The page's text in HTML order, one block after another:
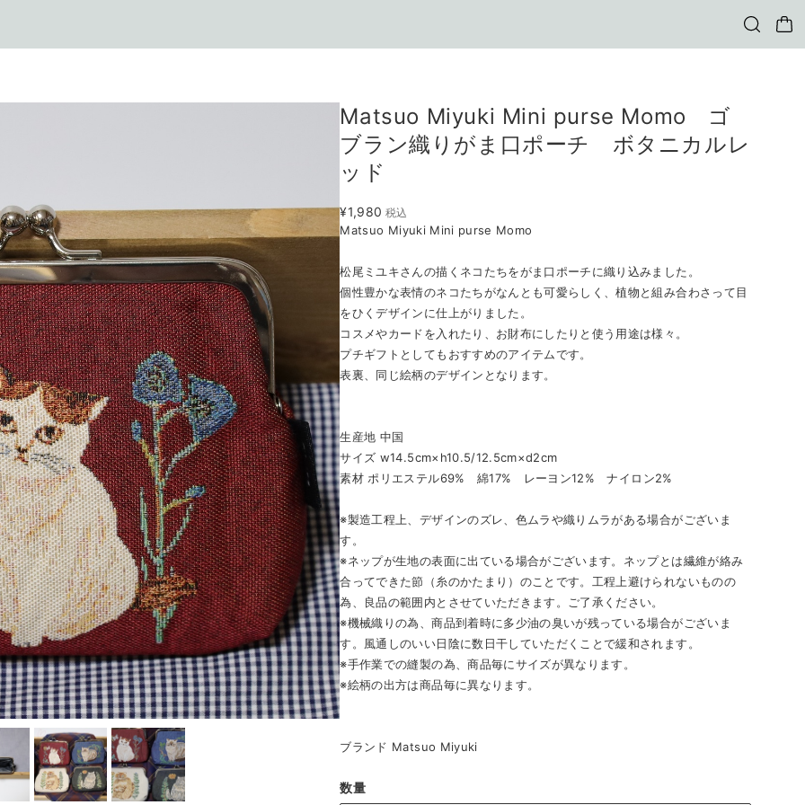
Matsuo Miyuki Mini purse Momo ゴ
ブラン織りがま口ポーチ ボタニカルレ
ッド
¥1,980 税込
Matsuo Miyuki Mini purse Momo
松尾ミユキさんの描くネコたちをがま口ポーチに織り込みました。
個性豊かな表情のネコたちがなんとも可愛らしく、植物と組み合わさって目
をひくデザインに仕上がりました。
コスメやカードを入れたり、お財布にしたりと使う用途は様々。
プチギフトとしてもおすすめのアイテムです。
表裏、同じ絵柄のデザインとなります。
生産地 中国
サイズ w14.5cm×h10.5/12.5cm×d2cm
素材 ポリエステル69% 綿17% レーヨン12% ナイロン2%
※製造工程上、デザインのズレ、色ムラや織りムラがある場合がございま
す。
※ネップが生地の表面に出ている場合がございます。ネップとは繊維が絡み
合ってできた節（糸のかたまり）のことです。工程上避けられないものの
為、良品の範囲内とさせていただきます。ご了承ください。
※機械織りの為、商品到着時に多少油の臭いが残っている場合がございま
す。風通しのいい日陰に数日干していただくことで緩和されます。
※手作業での縫製の為、商品毎にサイズが異なります。
※絵柄の出方は商品毎に異なります。
ブランド Matsuo Miyuki
数量